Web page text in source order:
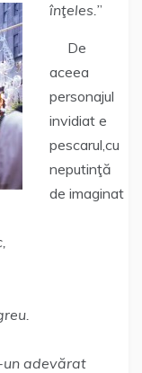
înţeles.’’
De
aceea
personajul
invidiat e
pescarul,cu
neputinţă
de imaginat
adevărat